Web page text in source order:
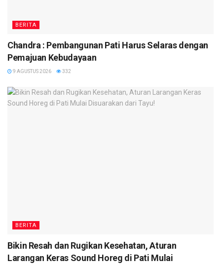
BERITA
Chandra : Pembangunan Pati Harus Selaras dengan
Pemajuan Kebudayaan
9 AGUSTUS 2026 332
BERITA
Bikin Resah dan Rugikan Kesehatan, Aturan
Larangan Keras Sound Horeg di Pati Mulai